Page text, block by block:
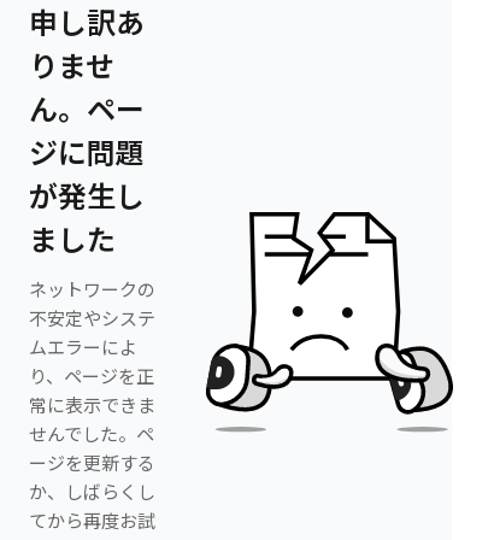
申し訳あ
りませ
ん。ペー
ジに問題
が発生し
ました
ネットワークの
不安定やシステ
ムエラーによ
り、ページを正
常に表示できま
せんでした。ペ
ージを更新する
か、しばらくし
てから再度お試